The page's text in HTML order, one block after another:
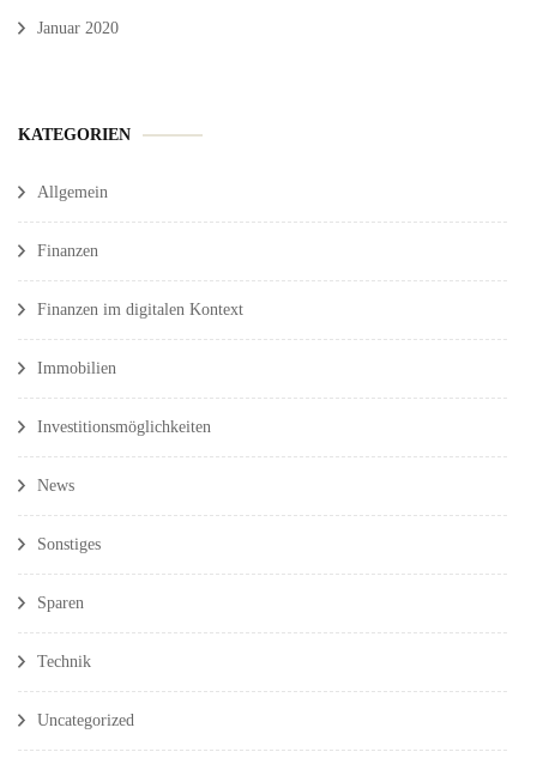
Januar 2020
KATEGORIEN
Allgemein
Finanzen
Finanzen im digitalen Kontext
Immobilien
Investitionsmöglichkeiten
News
Sonstiges
Sparen
Technik
Uncategorized